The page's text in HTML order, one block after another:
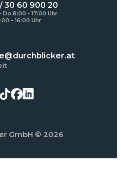
30 60 900 20
Do 8:00 - 17:00 Uhr
- 16:00 Uhr
GmbH © 2026